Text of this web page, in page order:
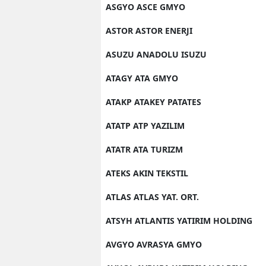
ASGYO ASCE GMYO
ASTOR ASTOR ENERJI
ASUZU ANADOLU ISUZU
ATAGY ATA GMYO
ATAKP ATAKEY PATATES
ATATP ATP YAZILIM
ATATR ATA TURIZM
ATEKS AKIN TEKSTIL
ATLAS ATLAS YAT. ORT.
ATSYH ATLANTIS YATIRIM HOLDING
AVGYO AVRASYA GMYO